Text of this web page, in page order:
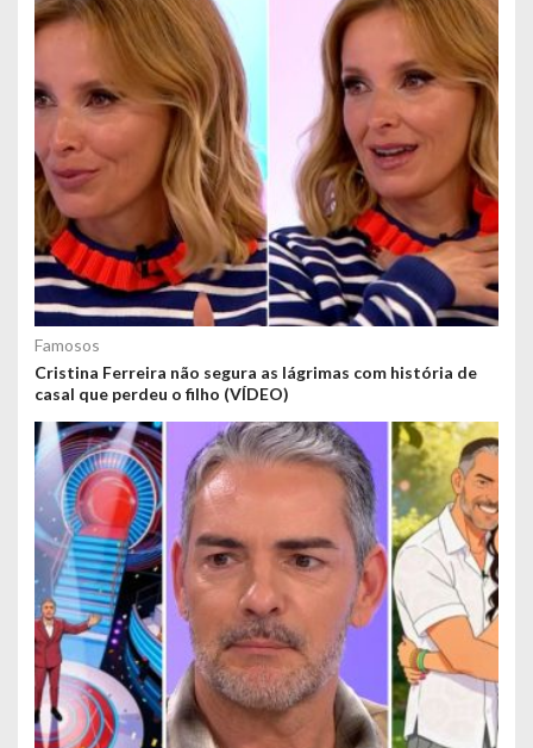
Famosos
Cristina Ferreira não segura as lágrimas com história de
casal que perdeu o filho (VÍDEO)